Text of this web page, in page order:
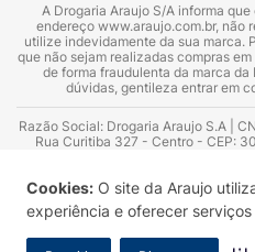
Cookies: O site da Araujo
experiência e oferecer
A Drogaria Araujo S/A informa
endereço www.araujo.com.br, não
utilize indevidamente da sua marca.
que não sejam realizadas compras
de forma fraudulenta da marca da
dúvidas, gentileza entrar em
Razão Social: Drogaria Araujo S.A |
Rua Curitiba 327 - Centro - CEP:
Azevedo Guimarães – CRF 10.965 |
Consultor substituto: Thiago
Sanitário: 2025020713 | Autorização